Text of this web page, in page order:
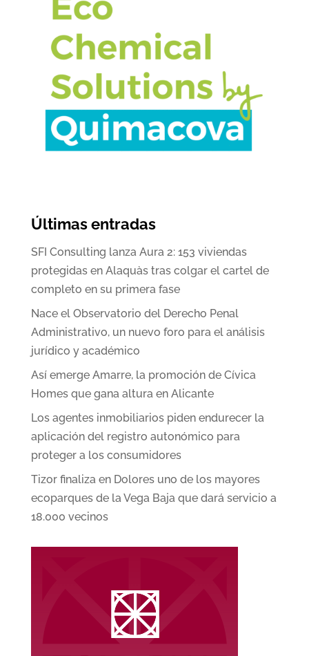
Últimas entradas
SFI Consulting lanza Aura 2: 153 viviendas
protegidas en Alaquàs tras colgar el cartel de
completo en su primera fase
Nace el Observatorio del Derecho Penal
Administrativo, un nuevo foro para el análisis
jurídico y académico
Así emerge Amarre, la promoción de Cívica
Homes que gana altura en Alicante
Los agentes inmobiliarios piden endurecer la
aplicación del registro autonómico para
proteger a los consumidores
Tizor finaliza en Dolores uno de los mayores
ecoparques de la Vega Baja que dará servicio a
18.000 vecinos